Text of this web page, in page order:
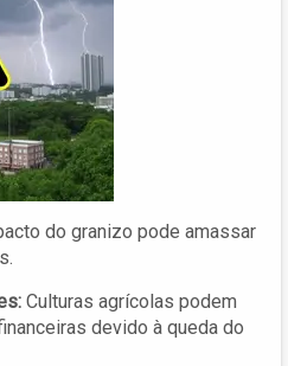
do granizo pode amassar
Culturas agrícolas podem
devido à queda do